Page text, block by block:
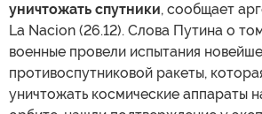
уничтожать спутники, сообщает
La Nacion (26.12). Слова Путина о
военные провели испытания
противоспутниковой ракеты,
уничтожать космические аппараты